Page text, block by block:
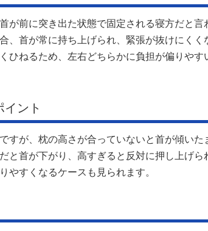
が前に突き出た状態で固定される寝方だと言
、首が常に持ち上げられ、緊張が抜けにくく
ひねるため、左右どちらかに負担が偏りやす
ント
すが、枕の高さが合っていないと首が傾いた
と首が下がり、高すぎると反対に押し上げら
やすくなるケースも見られます。